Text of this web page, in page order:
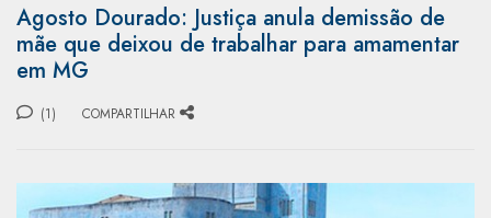
Agosto Dourado: Justiça anula demissão de
mãe que deixou de trabalhar para amamentar
em MG
(1) COMPARTILHAR